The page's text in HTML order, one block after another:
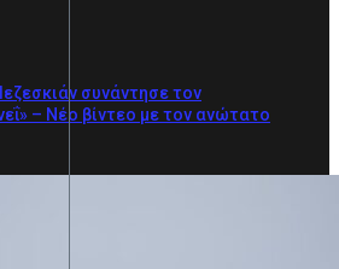
συνάντησε τον
– Νέο βίντεο με τον ανώτατο